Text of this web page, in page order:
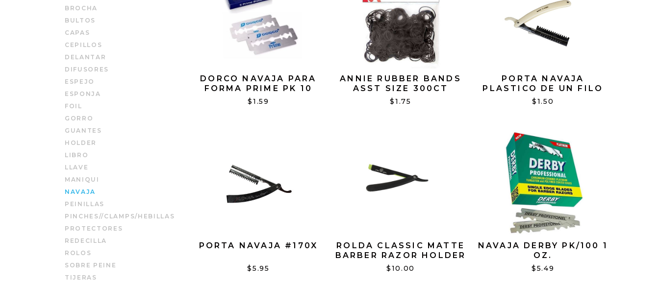
BROCHA
BULTOS
CAPAS
CEPILLOS
DELANTAR
DIFUSORES
ESPEJO
ESPONJA
FOIL
GORRO
GUANTES
HOLDER
LIBRO
LLAVE
MANIQUI
NAVAJA
PEINILLAS
PINCHES//CLAMPS/HEBILLAS
PROTECTORES
REDECILLA
ROLOS
SOBRE PEINE
TIJERAS
DORCO NAVAJA PARA
FORMA PRIME PK 10
NAVAJAS
$1.59
ANNIE RUBBER BANDS
ASST SIZE 300CT
BLACK
$1.75
PORTA NAVAJA
PLASTICO DE UN FILO
#01301
$1.50
PORTA NAVAJA #170X
$5.95
ROLDA CLASSIC MATTE
BARBER RAZOR HOLDER
GREEN
$10.00
NAVAJA DERBY PK/100 1
OZ.
$5.49